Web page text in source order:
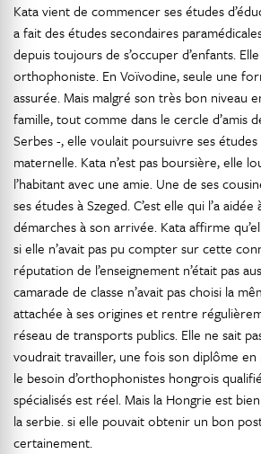
Kata vient de commencer ses études
a fait des études secondaires
depuis toujours de s’occuper d’enfants.
orthophoniste. En Voïvodine, seule une
assurée. Mais malgré son très bon niveau
famille, tout comme dans le cercle d’amis
Serbes -, elle voulait poursuivre ses études
maternelle. Kata n’est pas boursière, elle
l’habitant avec une amie. Une de ses
ses études à Szeged. C’est elle qui l’a
démarches à son arrivée. Kata affirme
si elle n’avait pas pu compter sur cette
réputation de l’enseignement n’était pas
camarade de classe n’avait pas choisi la
attachée à ses origines et rentre
réseau de transports publics. Elle ne sait
voudrait travailler, une fois son diplôme en
le besoin d’orthophonistes hongrois
spécialisés est réel. Mais la Hongrie est
la serbie. si elle pouvait obtenir un bon
certainement.